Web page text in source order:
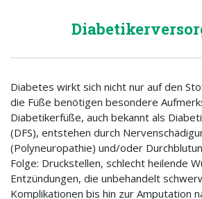
Diabetes wirkt sich nicht nur auf den
die Füße benötigen besondere
Diabetikerfüße, auch bekannt als
(DFS), entstehen durch
(Polyneuropathie) und/oder
Folge: Druckstellen, schlecht heilende
Entzündungen, die unbehandelt
Komplikationen bis hin zur Amputation